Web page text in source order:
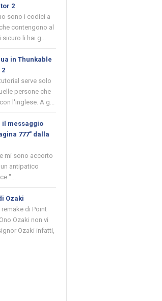
2
sono i codici a
contengono al
li hai g...
in Thunkable
2
serve solo
persone che
l'inglese. A g...
il messaggio
777" dalla
mi sono accorto
antipatico
"...
Ozaki
di Point
Ozaki non vi
Ozaki infatti,